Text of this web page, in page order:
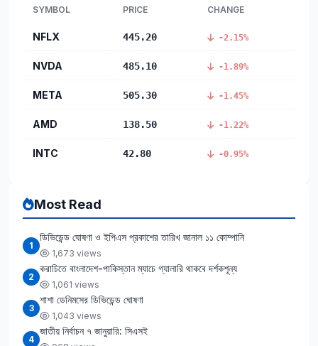
SYMBOL PRICE CHANGE
NFLX 445.20 -2.15%
NVDA 485.10 -1.89%
META 505.30 -1.45%
AMD 138.50 -1.22%
INTC 42.80 -0.95%
Most Read
1
ডিভিডেন্ড ঘোষণা ও ইপিএস প্রকাশের তারিখ জানাল ১১ কোম্পানি
1,673 views
2
করাচিতে বাংলাদেশ-পাকিস্তান ম্যাচে গ্যালারি থাকবে দর্শকশূন্য
1,061 views
3
শাশা ডেনিমসের ডিভিডেন্ড ঘোষণা
1,043 views
4
জাতীয় নির্বাচন ৭ জানুয়ারি: সিএসই